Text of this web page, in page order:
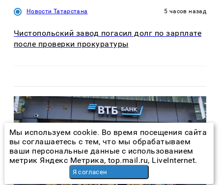
Новости Татарстана 5 часов назад
Чистопольский завод погасил долг по зарплате
после проверки прокуратуры
Мы используем cookie. Во время посещения сайта
вы соглашаетесь с тем, что мы обрабатываем
ваши персональные данные с использованием
метрик Яндекс Метрика, top.mail.ru, LiveInternet.
Я согласен